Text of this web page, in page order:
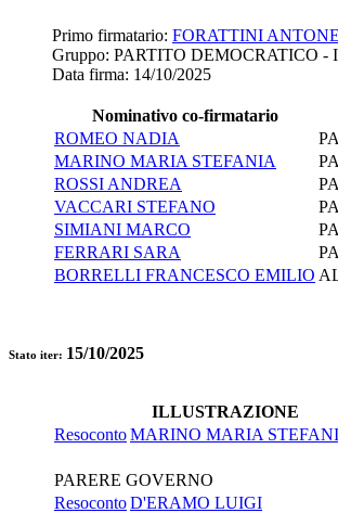
Primo firmatario: FORATTINI
Gruppo: PARTITO DEMOCRATICO -
Data firma: 14/10/2025
Nominativo co-firmatario
ROMEO NADIA
MARINO MARIA STEFANIA
ROSSI ANDREA
VACCARI STEFANO
SIMIANI MARCO
FERRARI SARA
BORRELLI FRANCESCO EMILIO
Stato iter: 15/10/2025
ILLUSTRAZIONE
ResocontoMARINO MARIA
PARERE GOVERNO
ResocontoD'ERAMO LUIGI